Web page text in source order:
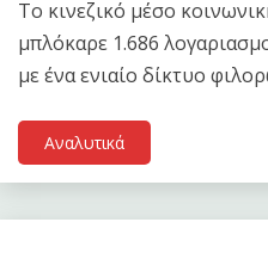
Το κινεζικό μέσο
μπλόκαρε 1.686
με ένα ενιαίο δίκτυο
Αναλυτικά